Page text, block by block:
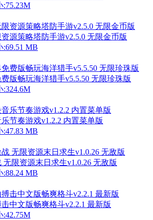
:75.23M
源策略塔防手游v2.5.0 无限金币版
:69.51 MB
版畅玩海洋猎手v5.5.50 无限珍珠版
:324.6M
节奏游戏v1.2.2 内置菜单版
:47.83 MB
无限资源末日求生v1.0.26 无敌版
:88.24 MB
中文版畅爽格斗v2.2.1 最新版
:42.75M